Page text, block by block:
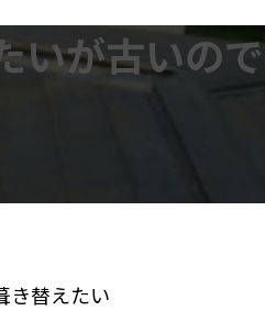
いが古いの
き替えたい